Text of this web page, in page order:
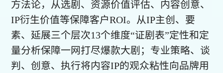
方法论，从选剧、资源价值评估、内容创意、
IP衍生价值等保障客户ROI。从IP主创、要
素、延展三个层次13个维度“证剧表”定性和定
量分析保障一网打尽爆款大剧；专业策略、谈
判、创意、执行将内容IP的观众粘性向品牌用